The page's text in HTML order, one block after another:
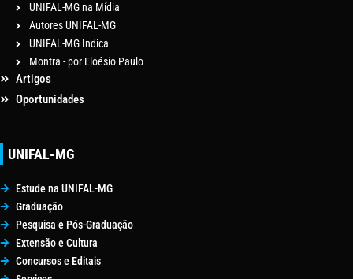
UNIFAL-MG na Mídia
Autores UNIFAL-MG
UNIFAL-MG Indica
Montra - por Eloésio Paulo
Artigos
Oportunidades
UNIFAL-MG
Estude na UNIFAL-MG
Graduação
Pesquisa e Pós-Graduação
Extensão e Cultura
Concursos e Editais